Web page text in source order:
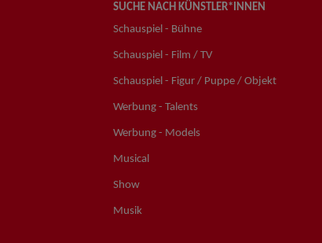
SUCHE NACH KÜNSTLER*INNEN
Schauspiel - Bühne
Schauspiel - Film / TV
Schauspiel - Figur / Puppe / Objekt
Werbung - Talents
Werbung - Models
Musical
Show
Musik